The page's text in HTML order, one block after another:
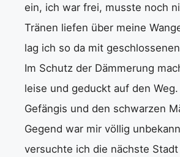
ein, ich war frei, musste noch
Tränen liefen über meine
lag ich so da mit
Im Schutz der Dämmerung
leise und geduckt auf den
Gefängis und den schwarzen
Gegend war mir völlig
versuchte ich die nächste